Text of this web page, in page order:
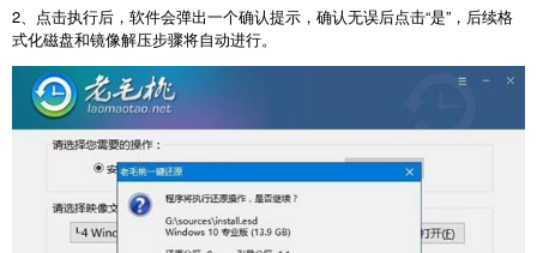
2、点击执行后，软件会弹出一个确认提示，确认无误后点击“是”，后续格
式化磁盘和镜像解压步骤将自动进行。